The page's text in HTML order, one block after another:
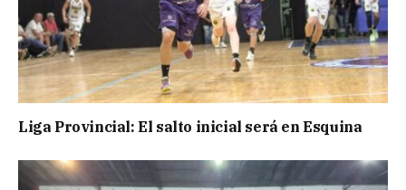
Liga Provincial: El salto inicial será en Esquina